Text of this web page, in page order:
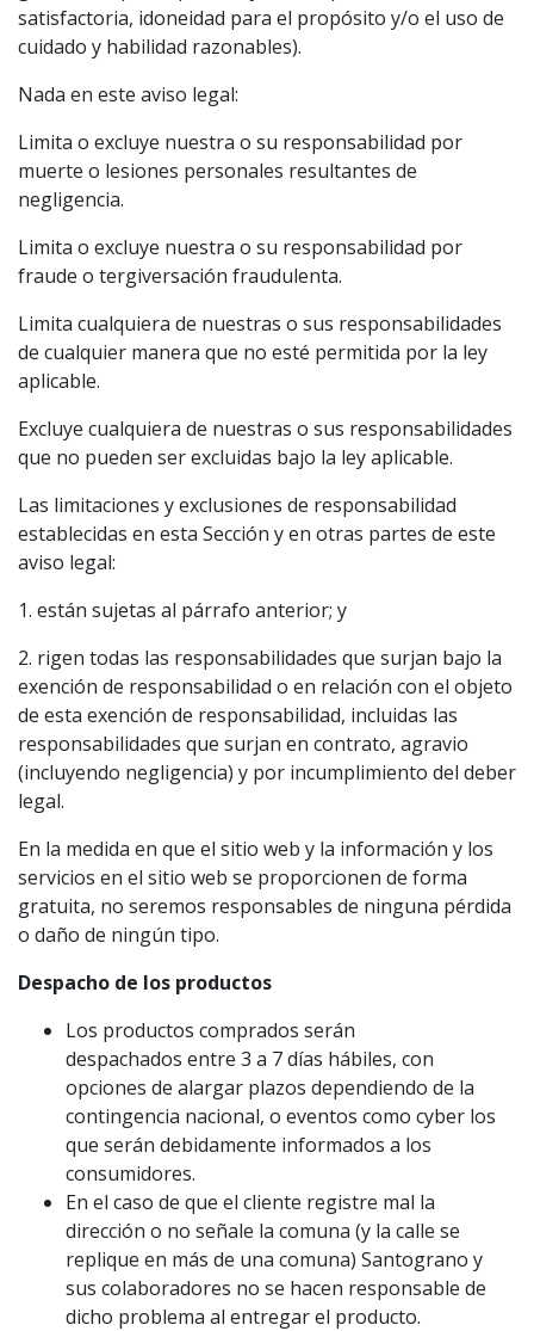
satisfactoria, idoneidad para el propósito y/o el uso de
cuidado y habilidad razonables).
Nada en este aviso legal:
Limita o excluye nuestra o su responsabilidad por
muerte o lesiones personales resultantes de
negligencia.
Limita o excluye nuestra o su responsabilidad por
fraude o tergiversación fraudulenta.
Limita cualquiera de nuestras o sus responsabilidades
de cualquier manera que no esté permitida por la ley
aplicable.
Excluye cualquiera de nuestras o sus responsabilidades
que no pueden ser excluidas bajo la ley aplicable.
Las limitaciones y exclusiones de responsabilidad
establecidas en esta Sección y en otras partes de este
aviso legal:
1. están sujetas al párrafo anterior; y
2. rigen todas las responsabilidades que surjan bajo la
exención de responsabilidad o en relación con el objeto
de esta exención de responsabilidad, incluidas las
responsabilidades que surjan en contrato, agravio
(incluyendo negligencia) y por incumplimiento del deber
legal.
En la medida en que el sitio web y la información y los
servicios en el sitio web se proporcionen de forma
gratuita, no seremos responsables de ninguna pérdida
o daño de ningún tipo.
Despacho de los productos
Los productos comprados serán
despachados entre 3 a 7 días hábiles, con
opciones de alargar plazos dependiendo de la
contingencia nacional, o eventos como cyber los
que serán debidamente informados a los
consumidores.
En el caso de que el cliente registre mal la
dirección o no señale la comuna (y la calle se
replique en más de una comuna) Santograno y
sus colaboradores no se hacen responsable de
dicho problema al entregar el producto.